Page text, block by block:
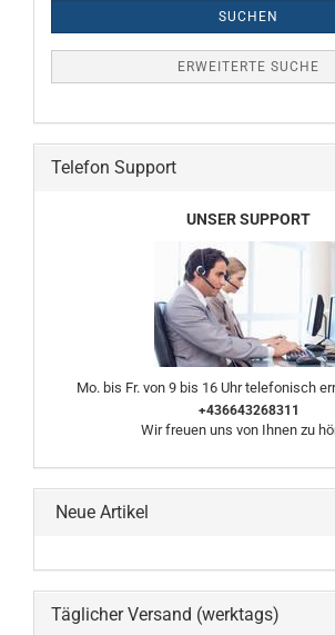
SUCHEN
ERWEITERTE SUCHE
Telefon Support
UNSER SUPPORT
Mo. bis Fr. von 9 bis 16 Uhr telefonisch
+436643268311
Wir freuen uns von Ihnen zu
Neue Artikel
Täglicher Versand (werktags)